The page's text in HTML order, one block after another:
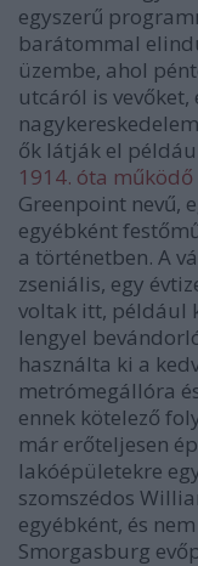
egyszerű
barátommal
üzembe, ahol
utcáról is
ők látják el
1914. óta
Greenpoint nevű,
egyébként
a történetben. A
zseniális, egy
voltak itt, például
lengyel
használta ki a
metrómegállóra
ennek kötelező
már erőteljesen
lakóépületekre
szomszédos
egyébként, és
Smorgasburg